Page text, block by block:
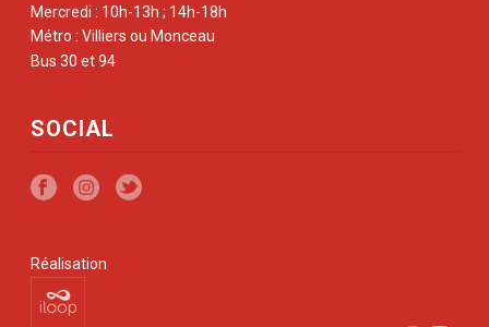
Mercredi : 10h-13h ; 14h-18h
Métro : Villiers ou Monceau
Bus 30 et 94
SOCIAL
Réalisation